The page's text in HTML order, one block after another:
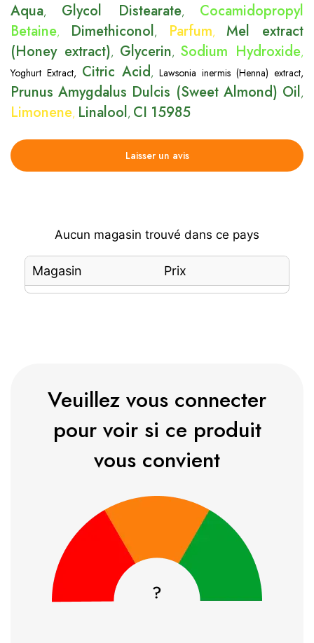
Aqua, Glycol Distearate, Cocamidopropyl
Betaine, Dimethiconol, Parfum, Mel extract
(Honey extract), Glycerin, Sodium Hydroxide,
Yoghurt Extract, Citric Acid, Lawsonia inermis (Henna) extract,
Prunus Amygdalus Dulcis (Sweet Almond) Oil,
Limonene, Linalool, CI 15985
Laisser un avis
Aucun magasin trouvé dans ce pays
Magasin Prix
Veuillez vous connecter
pour voir si ce produit
vous convient